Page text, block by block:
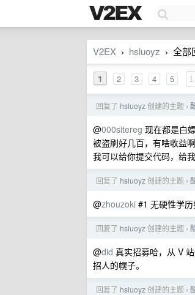
V2EX › hsluoyz › 全部
1 2 3 4 5
回复了 hsluoyz创建的主题 ›
@000sitereg 现在都是白
被盗刷好几百，有啥收益
我可以给你提交代码，给
回复了 hsluoyz创建的主题 ›
@zhouzoki #1 无硬性学历
回复了 hsluoyz创建的主题 ›
@did 真实招募哈，从 V
招人的幌子。
回复了 hsluoyz创建的主题 ›